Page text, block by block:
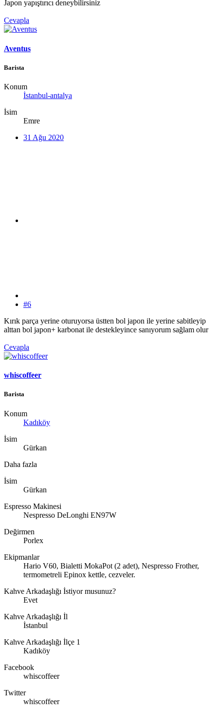
Japon yapıştırıcı deneybilirsiniz
Cevapla
Aventus
Barista
Konum
İstanbul-antalya
İsim
Emre
31 Ağu 2020
#6
Kırık parça yerine oturuyorsa üstten bol japon ile yerine sabitleyip
alttan bol japon+ karbonat ile destekleyince sanıyorum sağlam olur
Cevapla
whiscoffeer
Barista
Konum
Kadıköy
İsim
Gürkan
Daha fazla
İsim
Gürkan
Espresso Makinesi
Nespresso DeLonghi EN97W
Değirmen
Porlex
Ekipmanlar
Hario V60, Bialetti MokaPot (2 adet), Nespresso Frother,
termometreli Epinox kettle, cezveler.
Kahve Arkadaşlığı İstiyor musunuz?
Evet
Kahve Arkadaşlığı İl
İstanbul
Kahve Arkadaşlığı İlçe 1
Kadıköy
Facebook
whiscoffeer
Twitter
whiscoffeer